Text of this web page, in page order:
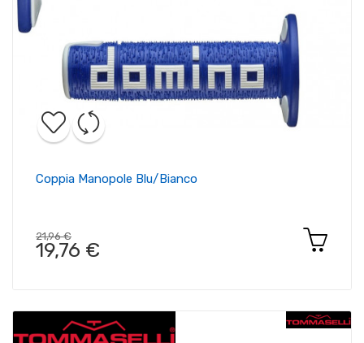
Coppia Manopole Blu/bianco
21,96 €
19,76 €